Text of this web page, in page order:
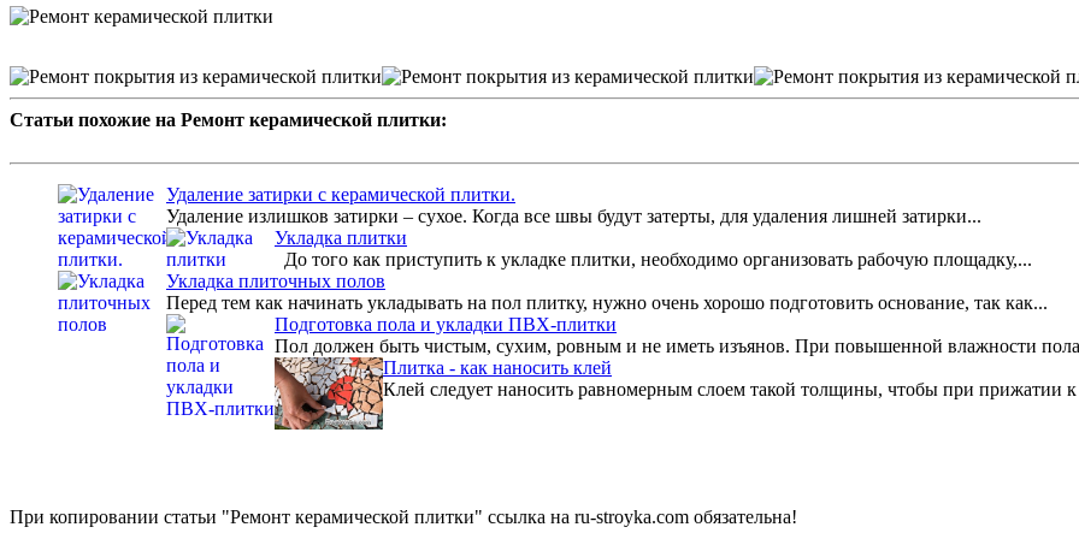
Статьи похожие на Ремонт керамической плитки:
Удаление затирки с керамической плитки.
Удаление излишков затирки – сухое. Когда все швы будут затерты, для удаления лишней затирки...
Укладка плитки
До того как приступить к укладке плитки, необходимо организовать рабочую пло­щадку,...
Укладка плиточных полов
Перед тем как начинать укладывать на пол плитку, нужно очень хорошо подготовить основание, так как...
Подготовка пола и укладки ПВХ-плитки
Пол должен быть чистым, сухим, ровным и не иметь изъянов. При повышенной влажности
Плитка - как наносить клей
Клей следует наносить равномерным слоем такой толщины, чтобы при прижатии к
При копировании статьи "Ремонт керамической плитки" ссылка на ru-stroyka.com обязательна!